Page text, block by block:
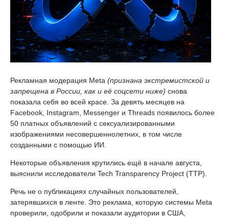
Рекламная модерация Meta (признана экстремистской и
запрещена в России, как и её соцсети ниже) снова
показала себя во всей красе. За девять месяцев на
Facebook, Instagram, Messenger и Threads появилось более
50 платных объявлений с сексуализированными
изображениями несовершеннолетних, в том числе
созданными с помощью ИИ.
Некоторые объявления крутились ещё в начале августа,
выяснили исследователи Tech Transparency Project (TTP).
Речь не о публикациях случайных пользователей,
затерявшихся в ленте. Это реклама, которую системы Meta
проверили, одобрили и показали аудитории в США,